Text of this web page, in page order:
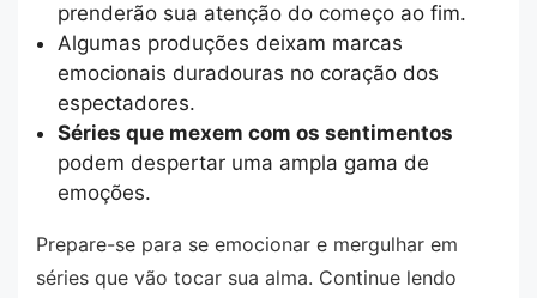
prenderão sua atenção do começo ao fim.
Algumas produções deixam marcas
emocionais duradouras no coração dos
espectadores.
Séries que mexem com os sentimentos
podem despertar uma ampla gama de
emoções.
Prepare-se para se emocionar e mergulhar em
séries que vão tocar sua alma. Continue lendo